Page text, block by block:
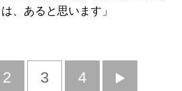
、あると思います」
2 3 4